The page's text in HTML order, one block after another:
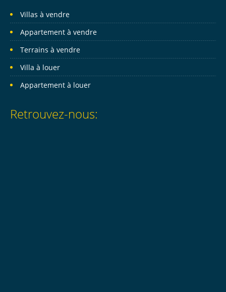
Villas à vendre
Appartement à vendre
Terrains à vendre
Villa à louer
Appartement à louer
Retrouvez-nous: